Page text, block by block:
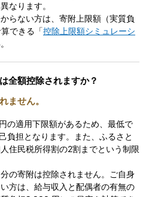
なります。
らない方は、寄附上限額（実質負
できる「控除上限額シミュレーシ
全額控除されますか？
ません。
の適用下限額があるため、最低で
負担となります。また、ふるさと
住民税所得割の2割までという制限
の寄附は控除されません。ご自身
方は、給与収入と配偶者の有無の